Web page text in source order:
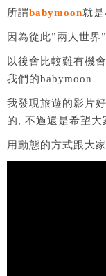
所謂babymoon就
因為從此”兩人世界
以後會比較難有機
我們的babymoon
我發現旅遊的影片
的, 不過還是希望大
用動態的方式跟大